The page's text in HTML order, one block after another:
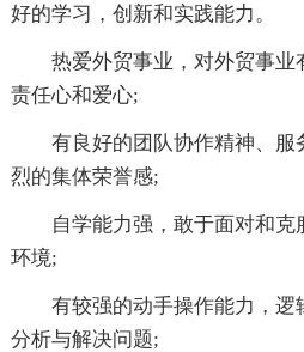
好的学习，创新和实践能力。
热爱外贸事业，对外贸事业
责任心和爱心;
有良好的团队协作精神、服
烈的集体荣誉感;
自学能力强，敢于面对和
环境;
有较强的动手操作能力，逻
分析与解决问题;